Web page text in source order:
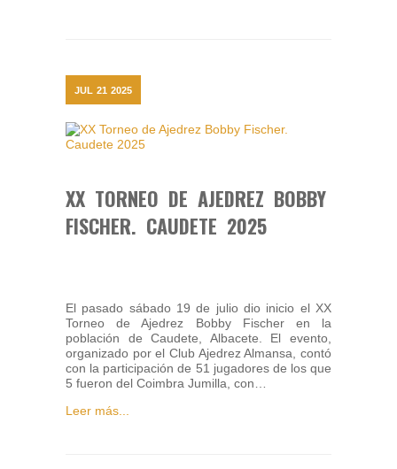
JUL 21 2025
XX TORNEO DE AJEDREZ BOBBY
FISCHER. CAUDETE 2025
El pasado sábado 19 de julio dio inicio el XX
Torneo de Ajedrez Bobby Fischer en la
población de Caudete, Albacete. El evento,
organizado por el Club Ajedrez Almansa, contó
con la participación de 51 jugadores de los que
5 fueron del Coimbra Jumilla, con…
Leer más...